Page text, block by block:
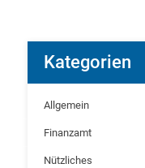
Kategorien
Allgemein
Finanzamt
Nützliches